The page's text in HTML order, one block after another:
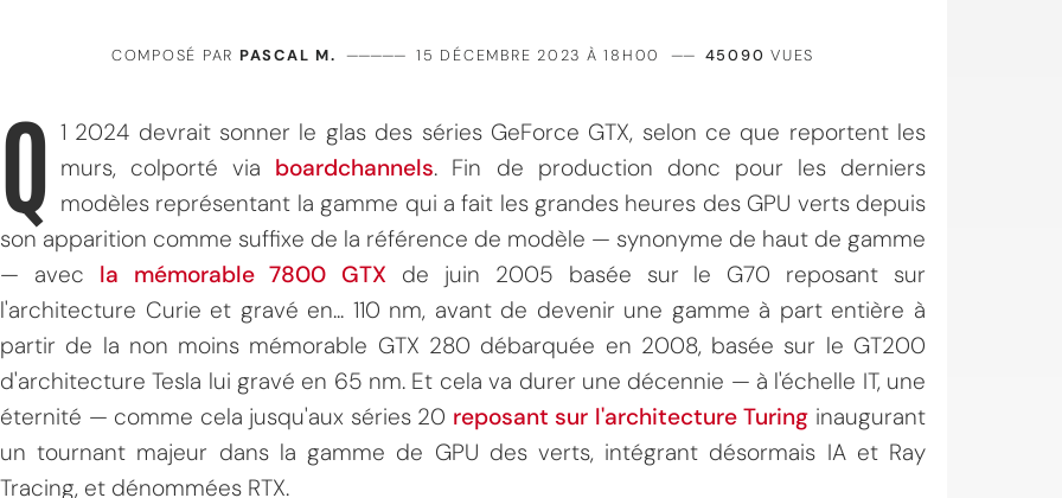
COMPOSÉ PAR PASCAL M. ————— 15 DÉCEMBRE 2023 À 18H00 —— 45090 VUES
Q 1 2024 devrait sonner le glas des séries GeForce GTX, selon ce que reportent les
murs, colporté via boardchannels. Fin de production donc pour les derniers
modèles représentant la gamme qui a fait les grandes heures des GPU verts depuis
son apparition comme suffixe de la référence de modèle — synonyme de haut de gamme
— avec la mémorable 7800 GTX de juin 2005 basée sur le G70 reposant sur
l'architecture Curie et gravé en... 110 nm, avant de devenir une gamme à part entière à
partir de la non moins mémorable GTX 280 débarquée en 2008, basée sur le GT200
d'architecture Tesla lui gravé en 65 nm. Et cela va durer une décennie — à l'échelle IT, une
éternité — comme cela jusqu'aux séries 20 reposant sur l'architecture Turing inaugurant
un tournant majeur dans la gamme de GPU des verts, intégrant désormais IA et Ray
Tracing, et dénommées RTX.